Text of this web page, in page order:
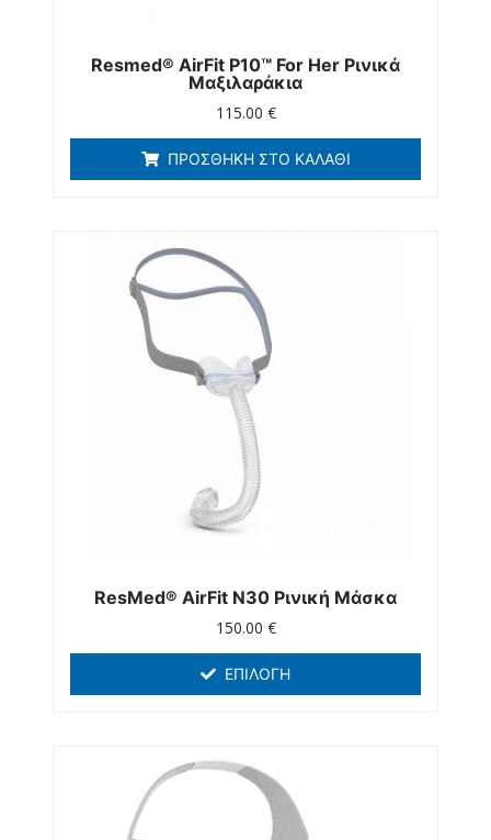
Resmed® AirFit P10™ For Her Ρινικά
Μαξιλαράκια
115.00 €
ΠΡΟΣΘΉΚΗ ΣΤΟ ΚΑΛΆΘΙ
ResMed® AirFit N30 Ρινική Μάσκα
150.00 €
ΕΠΙΛΟΓΉ